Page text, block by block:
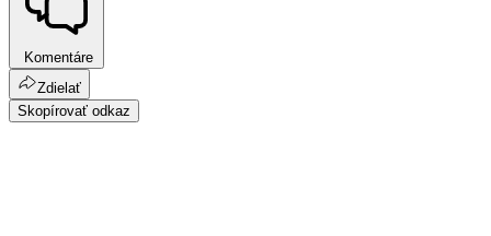
Komentáre
Zdielať
Skopírovať odkaz